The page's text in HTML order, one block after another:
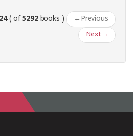
24( of 5292 books ) ← Previous
Next→